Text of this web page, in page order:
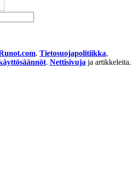
. Tietosuojapolitiikka,
. Nettisivuja ja artikkeleita.